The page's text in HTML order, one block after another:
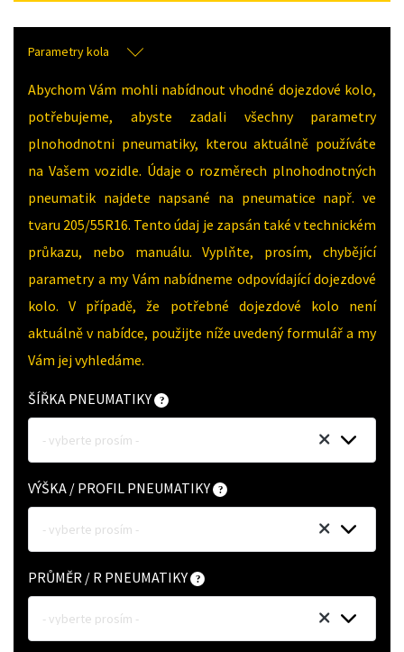
Parametry kola
Abychom Vám mohli nabídnout vhodné dojezdové kolo,
potřebujeme, abyste zadali všechny parametry
plnohodnotni pneumatiky, kterou aktuálně používáte
na Vašem vozidle. Údaje o rozměrech plnohodnotných
pneumatik najdete napsané na pneumatice např. ve
tvaru 205/55R16. Tento údaj je zapsán také v technickém
průkazu, nebo manuálu. Vyplňte, prosím, chybějící
parametry a my Vám nabídneme odpovídající dojezdové
kolo. V případě, že potřebné dojezdové kolo není
aktuálně v nabídce, použijte níže uvedený formulář a my
Vám jej vyhledáme.
ŠÍŘKA PNEUMATIKY
- vyberte prosím -
VÝŠKA / PROFIL PNEUMATIKY
- vyberte prosím -
PRŮMĚR / R PNEUMATIKY
- vyberte prosím -